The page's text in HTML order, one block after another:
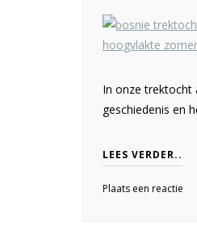
In onze trektocht
geschiedenis en
LEES VERDER..
Plaats een reactie